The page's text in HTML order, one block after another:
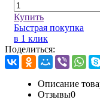
Купить
Быстрая покупка
в 1 клик
Поделиться:
Описание
Отзывы0